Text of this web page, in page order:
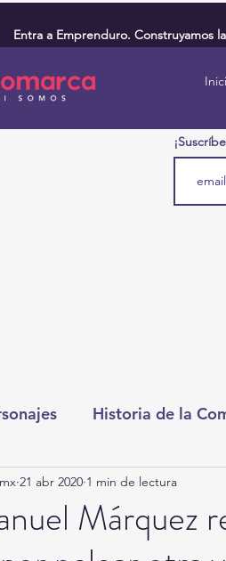
Entra a Emprenduro. Construyamos
Historia de la
Entretenimiento
CDMX
Márquez
21 abr 2020 1 min de lectura